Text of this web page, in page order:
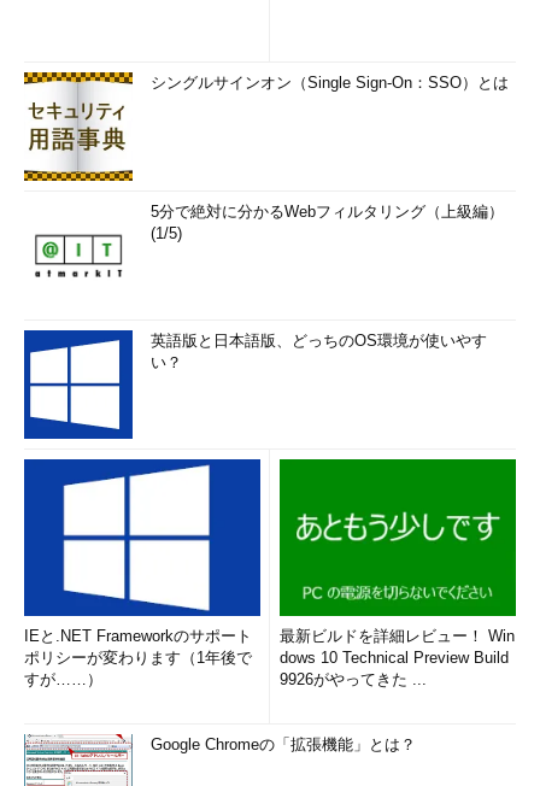
シングルサインオン（Single Sign-On：SSO）とは
5分で絶対に分かるWebフィルタリング（上級編）
(1/5)
英語版と日本語版、どっちのOS環境が使いやす
い？
IEと.NET Frameworkのサポート
ポリシーが変わります（1年後で
すが……）
最新ビルドを詳細レビュー！ Win
dows 10 Technical Preview Build
9926がやってきた ...
Google Chromeの「拡張機能」とは？